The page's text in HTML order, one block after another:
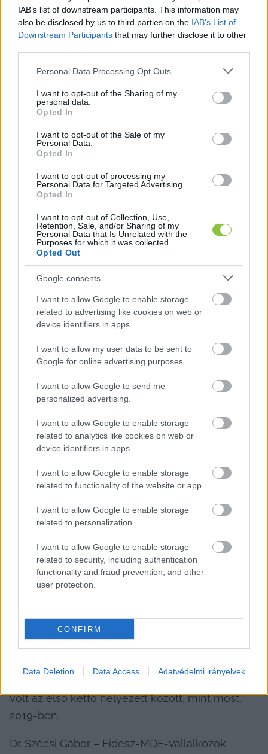
IAB’s list of downstream participants. This information may
also be disclosed by us to third parties on the IAB’s List of
Downstream Participants that may further disclose it to other
Please note that this website/app uses one or more Google
not limited to your visit or usage behaviour. You may click to
grant or deny consent to Google and its third-party tags to
use your data for below specified purposes in below Google
consent section.
Personal Data Processing Opt Outs
I want to opt-out of the Sharing of my
personal data.
Opted In
I want to opt-out of the Sale of my
Personal Data.
Opted In
I want to opt-out of processing my
Personal Data for Targeted Advertising.
Opted In
I want to opt-out of Collection, Use,
Retention, Sale, and/or Sharing of my
Personal Data that Is Unrelated with the
Purposes for which it was collected.
Opted Out
Google consents
I want to allow Google to enable storage
related to advertising like cookies on web or
device identifiers in apps.
I want to allow my user data to be sent to
Google for online advertising purposes.
I want to allow Google to send me
personalized advertising.
I want to allow Google to enable storage
related to analytics like cookies on web or
device identifiers in apps.
I want to allow Google to enable storage
related to functionality of the website or app.
I want to allow Google to enable storage
related to personalization.
I want to allow Google to enable storage
related to security, including authentication
functionality and fraud prevention, and other
user protection.
CONFIRM
Data Deletion Data Access Adatvédelmi irányelvek
2010
Király József – MSZP: 20,88%
Ez 58,24% különbség.
Dr. Zombor Gábor – Fidesz: 58,10%
Dr. Szécsi Gábor – SZDSZ-MSZP: 39,89%
Dr. Szécsi Gábor – Fidesz-MDF: 49,90%
Ez 16,73% különbség.
1998
volt az első kettő helyezett között, mint most,
2019-ben.
Dr. Szécsi Gábor – Fidesz-MDF-Vállalkozók